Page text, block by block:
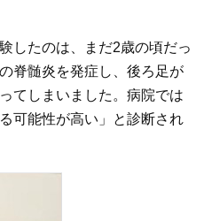
したのは、まだ2歳の頃だっ
脊髄炎を発症し、後ろ足が
てしまいました。病院では
可能性が高い」と診断され